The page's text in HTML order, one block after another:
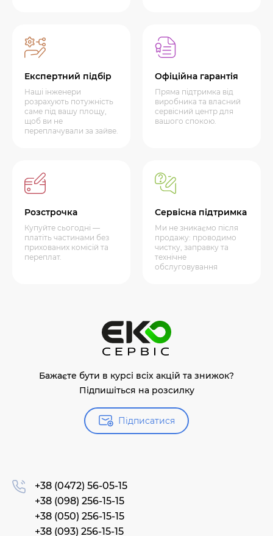
Експертний підбір
Наші інженери
розрахують потужність
саме під вашу площу,
щоб ви не
переплачували за зайве.
Офіційна гарантія
Пряма підтримка від
виробника та власний
сервісний центр для
вашого спокою.
Розстрочка
Купуйте сьогодні —
платіть частинами без
прихованих комісій та
переплат.
Сервісна підтримка
Ми не зникаємо після
продажу: проводимо
чистку, заправку та
технічне
обслуговування
Бажаєте бути в курсі всіх акцій та знижок?
Підпишіться на розсилку
Підписатися
+38 (0472) 56-05-15
+38 (098) 256-15-15
+38 (050) 256-15-15
+38 (093) 256-15-15